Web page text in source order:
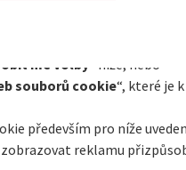
Rakousko je sázka
navíc jsou snadno
zde ideální
ani snowparky a
mé volby “ níže, nebo
souborů cookie“, které je
především pro níže
reklamu